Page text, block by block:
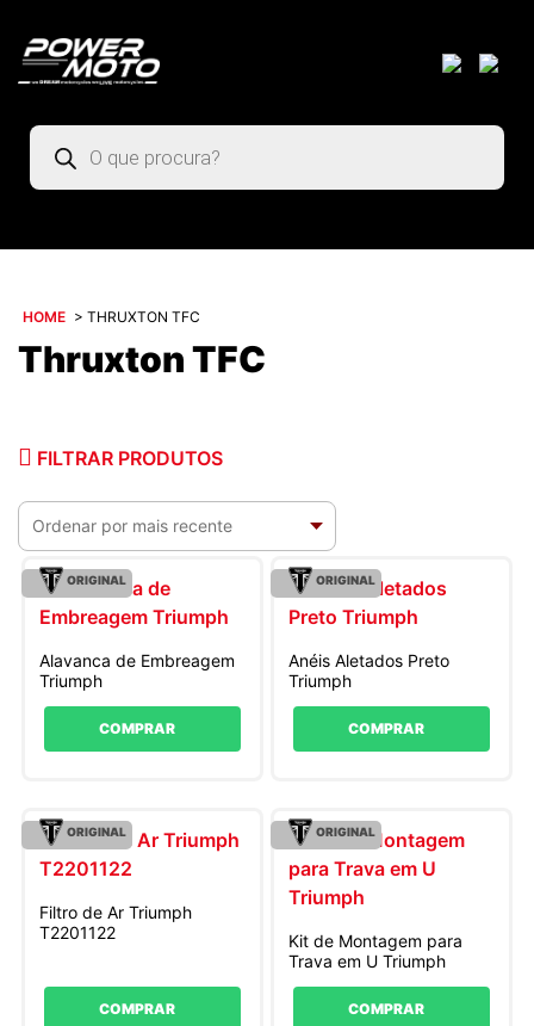
Pesquisar
produtos
HOME > THRUXTON TFC
Thruxton TFC
FILTRAR PRODUTOS
ORIGINAL
Alavanca de Embreagem
Triumph
COMPRAR
ORIGINAL
Anéis Aletados Preto
Triumph
COMPRAR
ORIGINAL
Filtro de Ar Triumph
T2201122
COMPRAR
ORIGINAL
Kit de Montagem para
Trava em U Triumph
COMPRAR